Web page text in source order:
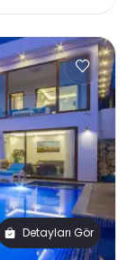
Detayları Gör